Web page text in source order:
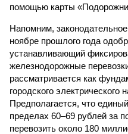
помощью карты
Напомним,
ноябре прошлого года
устанавливающий
железнодорожные
рассматривается как
городского электрического
Предполагается, что
пределах 60–69 рублей за
перевозить около 180